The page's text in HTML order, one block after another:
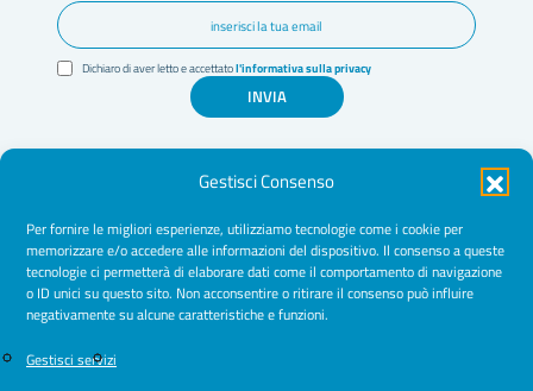
Gestisci Consenso
Per fornire le migliori esperienze, utilizziamo tecnologie come i cookie per
memorizzare e/o accedere alle informazioni del dispositivo. Il consenso a queste
tecnologie ci permetterà di elaborare dati come il comportamento di navigazione
o ID unici su questo sito. Non acconsentire o ritirare il consenso può influire
negativamente su alcune caratteristiche e funzioni.
Gestisci servizi
Dichiaro di aver letto e accettatol'informativa sulla privacy
INVIA
Amministrazione Trasparente
Normative
Cookie Policy